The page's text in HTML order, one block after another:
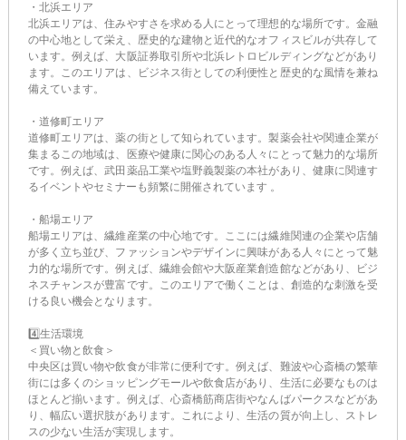
・北浜エリア
北浜エリアは、住みやすさを求める人にとって理想的な場所です。金融
の中心地として栄え、歴史的な建物と近代的なオフィスビルが共存して
います。例えば、大阪証券取引所や北浜レトロビルディングなどがあり
ます。このエリアは、ビジネス街としての利便性と歴史的な風情を兼ね
備えています。
・道修町エリア
道修町エリアは、薬の街として知られています。製薬会社や関連企業が
集まるこの地域は、医療や健康に関心のある人々にとって魅力的な場所
です。例えば、武田薬品工業や塩野義製薬の本社があり、健康に関連す
るイベントやセミナーも頻繁に開催されています​ ​。
・船場エリア
船場エリアは、繊維産業の中心地です。ここには繊維関連の企業や店舗
が多く立ち並び、ファッションやデザインに興味がある人々にとって魅
力的な場所です。例えば、繊維会館や大阪産業創造館などがあり、ビジ
ネスチャンスが豊富です。このエリアで働くことは、創造的な刺激を受
ける良い機会となります。
4️⃣生活環境
＜買い物と飲食＞
中央区は買い物や飲食が非常に便利です。例えば、難波や心斎橋の繁華
街には多くのショッピングモールや飲食店があり、生活に必要なものは
ほとんど揃います​。例えば、心斎橋筋商店街やなんばパークスなどがあ
り、幅広い選択肢があります。これにより、生活の質が向上し、ストレ
スの少ない生活が実現します。